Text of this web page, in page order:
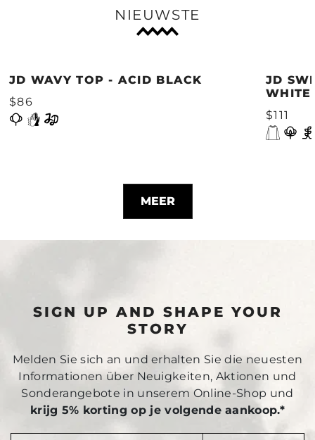
NIEUWSTE
JD WAVY TOP - ACID BLACK
$86
JD
WHITE
$111
MEER
SIGN UP AND SHAPE YOUR
STORY
Melden Sie sich an und erhalten Sie die neuesten
Informationen über Neuigkeiten, Aktionen und
Sonderangebote in unserem Online-Shop und
krijg 5% korting op je volgende aankoop.*